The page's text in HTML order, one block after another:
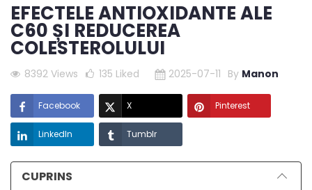
EFECTELE ANTIOXIDANTE ALE
C60 ȘI REDUCEREA
COLESTEROLULUI
8392 Views 135 Liked 2025-07-11 By Manon
Facebook X Pinterest
LinkedIn Tumblr
CUPRINS